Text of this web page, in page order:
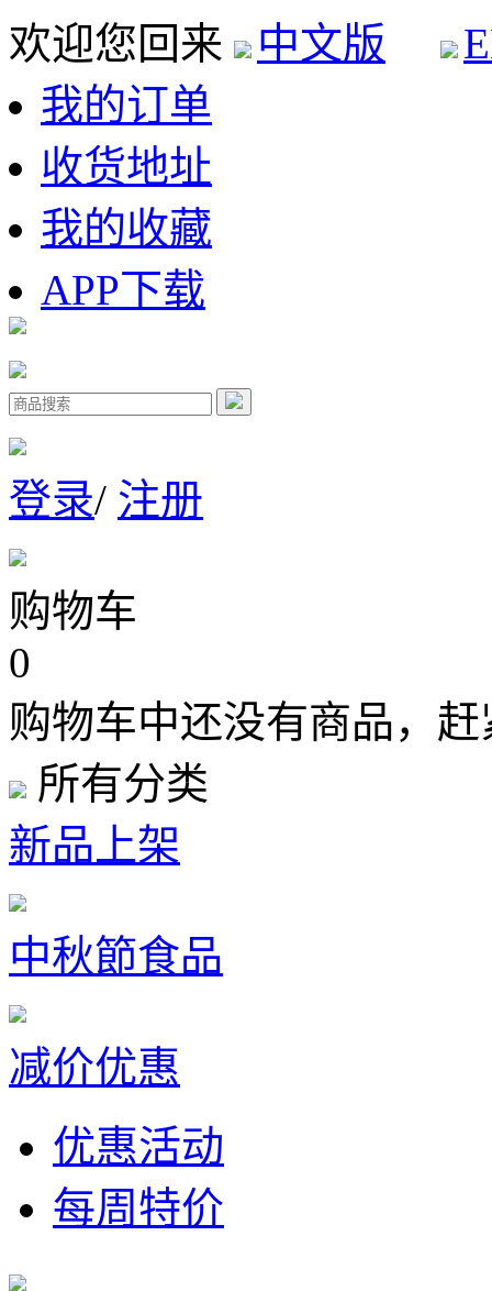
欢迎您回来 中文版
我的订单
收货地址
我的收藏
APP下载
登录/ 注册
购物车
0
购物车中还没有商品，
所有分类
新品上架
中秋節食品
减价优惠
优惠活动
每周特价